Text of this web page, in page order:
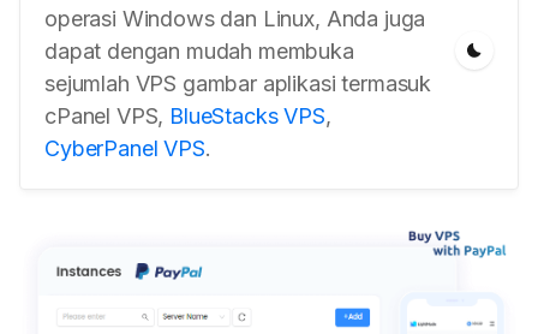
operasi Windows dan Linux, Anda juga
dapat dengan mudah membuka
sejumlah VPS gambar aplikasi termasuk
cPanel VPS, BlueStacks VPS,
CyberPanel VPS.